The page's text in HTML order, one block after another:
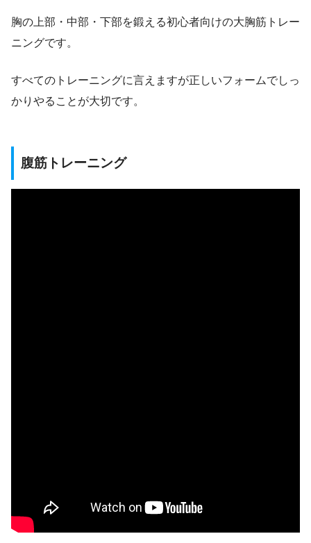
胸の上部・中部・下部を鍛える初心者向けの大胸筋トレー
ニングです。
すべてのトレーニングに言えますが正しいフォームでしっ
かりやることが大切です。
腹筋トレーニング